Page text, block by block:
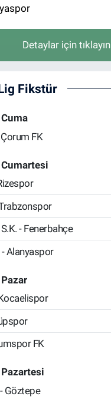
Detaylar için tıklayın
Fikstür
FK
- Fenerbahçe
Alanyaspor
FK
Göztepe